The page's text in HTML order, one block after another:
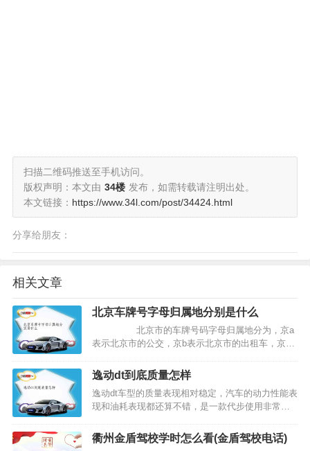
扫描二维码推送至手机访问。
版权声明：本文由 34楼 发布，如需转载请注明出处。
本文链接： https://www.34l.com/post/34424.html
分享给朋友：
相关文章
北京车牌号字母归属地分别是什么
北京市的车牌号码字母归属地分为，京a
表示北京市的公交，京b表示北京市的出租车，京
逸动dt到底质量怎样
逸动dt车型的质量表现相对稳定，汽车的动力性能表
现和油耗表现都还算不错，是一款代步使用非常出
家庭用车的选择之一。长安逸动的设计和材质等工
艺上展现了全新的品质感，搭载新一代高效发动
衢州金盾驾校学时怎么看(金盾驾校电话)